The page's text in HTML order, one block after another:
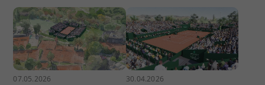
07.05.2026 30.04.2026